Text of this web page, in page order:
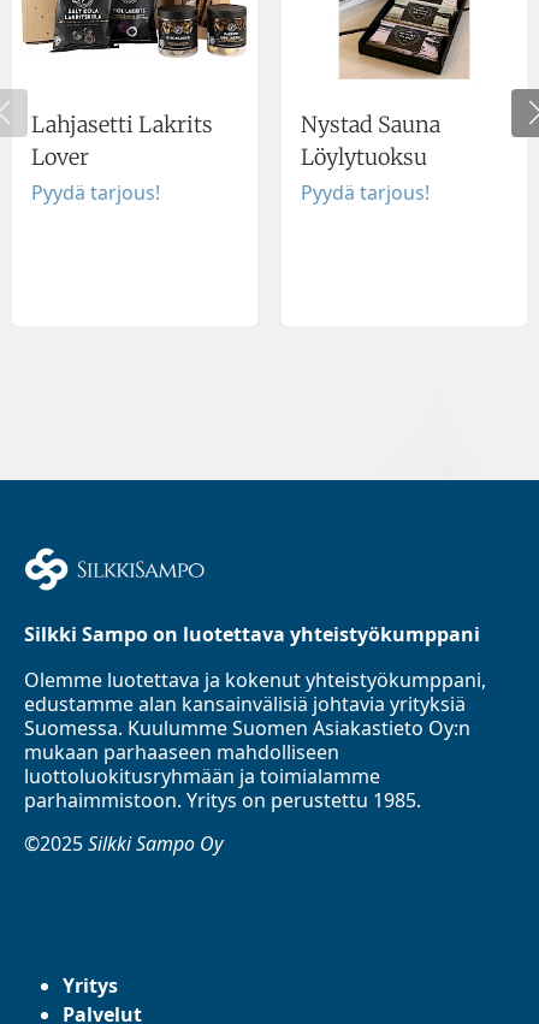
Lahjasetti Lakrits
Lover
Pyydä tarjous!
Nystad Sauna
Löylytuoksu
Pyydä tarjous!
Silkki Sampo on luotettava yhteistyökumppani
Olemme luotettava ja kokenut yhteistyökumppani,
edustamme alan kansainvälisiä johtavia yrityksiä
Suomessa. Kuulumme Suomen Asiakastieto Oy:n
mukaan parhaaseen mahdolliseen
luottoluokitusryhmään ja toimialamme
parhaimmistoon. Yritys on perustettu 1985.
©2025Silkki Sampo Oy
Yritys
Palvelut